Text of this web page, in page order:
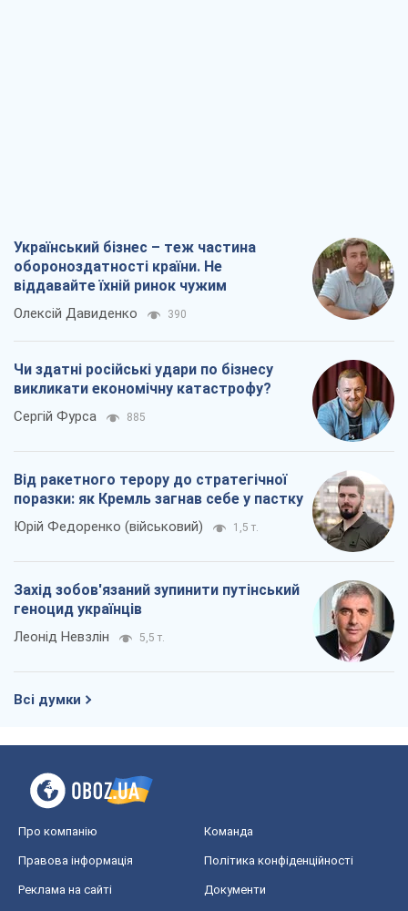
Український бізнес – теж частина
обороноздатності країни. Не
віддавайте їхній ринок чужим
Олексій Давиденко 390
Чи здатні російські удари по бізнесу
викликати економічну катастрофу?
Сергій Фурса 885
Від ракетного терору до стратегічної
поразки: як Кремль загнав себе у пастку
Юрій Федоренко (військовий) 1,5 т.
Захід зобов'язаний зупинити путінський
геноцид українців
Леонід Невзлін 5,5 т.
Всі думки
Про компанію Команда
Правова інформація Політика конфіденційності
Реклама на сайті Документи